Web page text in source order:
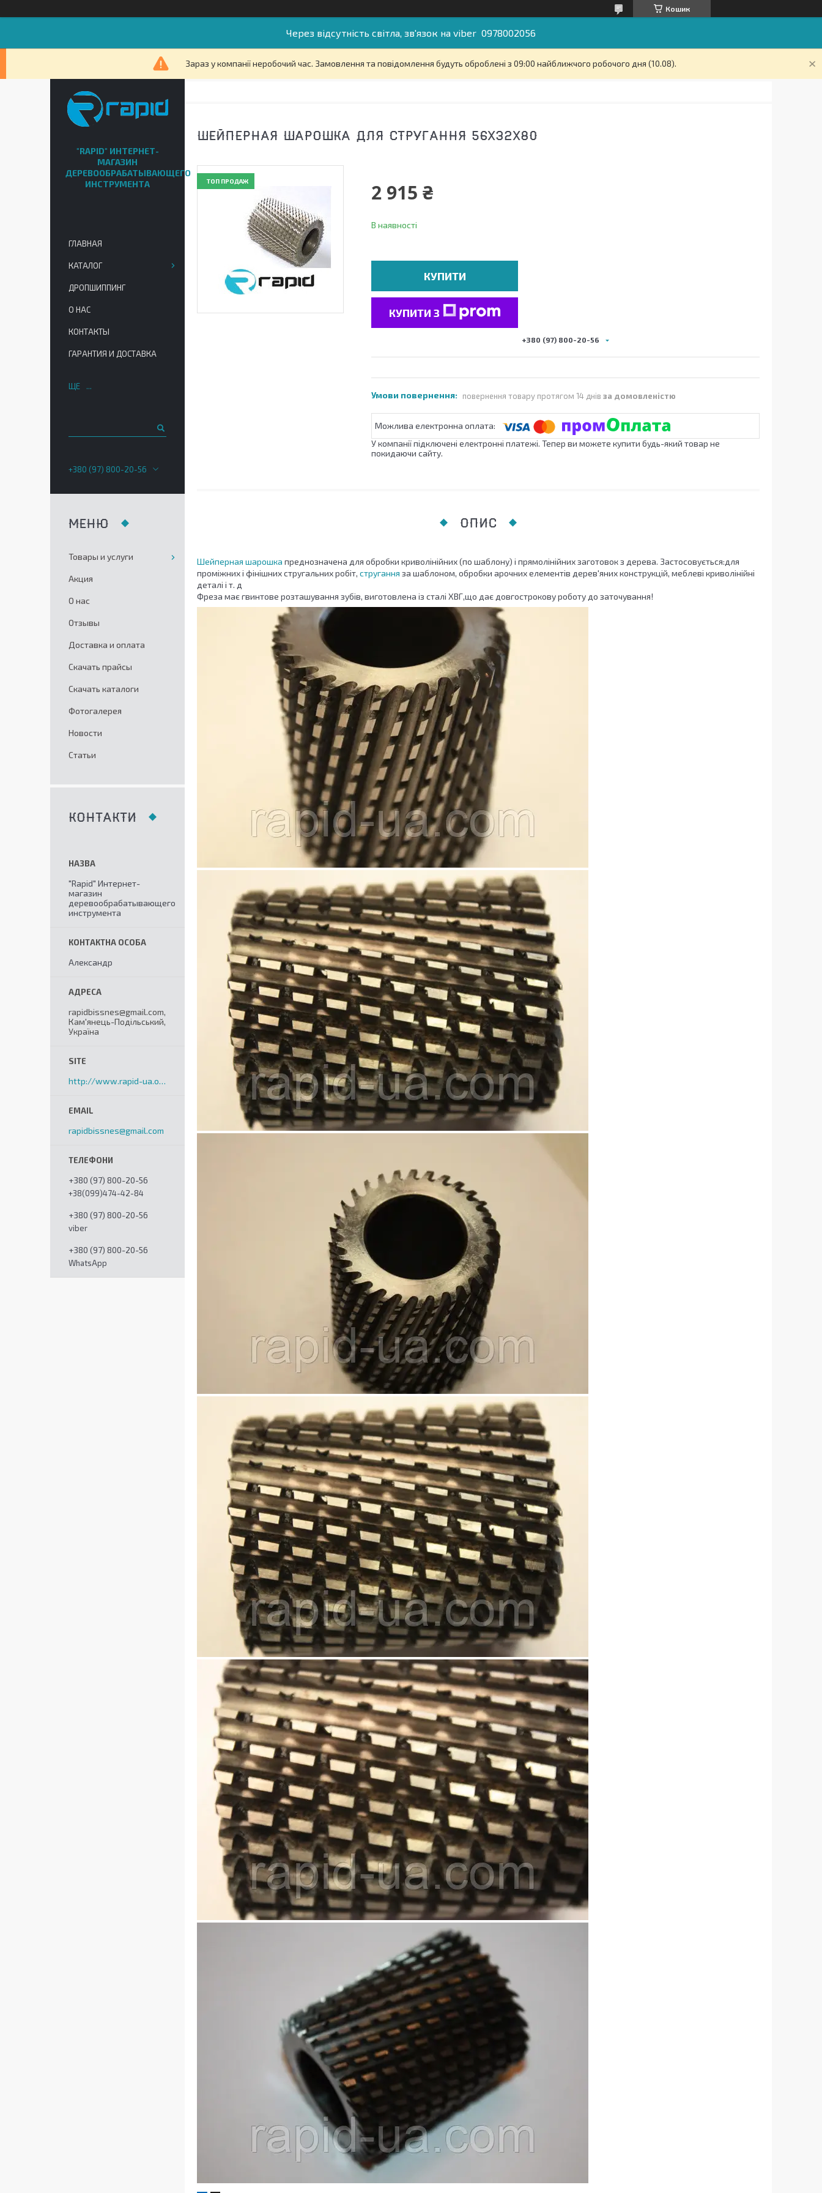
Кошик
Через відсутність світла, зв'язок на viber 0978002056
Зараз у компанії неробочий час. Замовлення та повідомлення будуть оброблені з 09:00 найближчого робочого дня (10.08).
ШЕЙПЕРНАЯ ШАРОШКА ДЛЯ СТРУГАННЯ 56Х32Х80
ТОП ПРОДАЖ 2 915 ₴
В наявності
КУПИТИ
КУПИТИ З
+380 (97) 800-20-56
повернення товару протягом 14 днів за домовленістю
У компанії підключені електронні платежі. Тепер ви можете купити будь-який товар не
покидаючи сайту.
ОПИС
Шейперная шарошка преднозначена для обробки криволінійних (по шаблону) і прямолінійних заготовок з дерева. Застосовується:для
проміжних і фінішних стругальних робіт, стругання за шаблоном, обробки арочних елементів дерев'яних конструкцій, меблеві криволінійні
деталі і т. д
Фреза має гвинтове розташування зубів, виготовлена із сталі ХВГ,що дає довгострокову роботу до заточування!
"RAPID" ИНТЕРНЕТ-
МАГАЗИН
ДЕРЕВООБРАБАТЫВАЮЩЕГО
ИНСТРУМЕНТА
ГЛАВНАЯ
КАТАЛОГ
ДРОПШИППИНГ
О НАС
КОНТАКТЫ
ГАРАНТИЯ И ДОСТАВКА
ЩЕ
+380 (97) 800-20-56
Товары и услуги
Акция
О нас
Отзывы
Доставка и оплата
Скачать прайсы
Скачать каталоги
Фотогалерея
Новости
Статьи
КОНТАКТИ
"Rapid" Интернет-
магазин
деревообрабатывающего
инструмента
Александр
rapidbissnes@gmail.com,
Кам'янець-Подільський,
Україна
http://www.rapid-ua.org
rapidbissnes@gmail.com
+380 (97) 800-20-56
+38(099)474-42-84
+380 (97) 800-20-56
viber
+380 (97) 800-20-56
WhatsApp